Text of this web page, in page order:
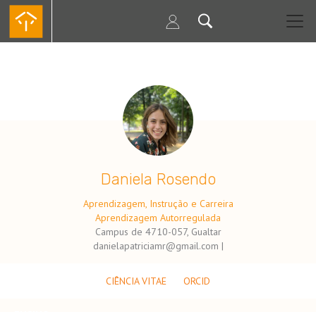
Passar
para
Daniela Rosendo
Aprendizagem, Instrução e Carreira
Aprendizagem Autorregulada
Campus de 4710-057, Gualtar
danielapatriciamr@gmail.com |
.
CIÊNCIA VITAE ORCID